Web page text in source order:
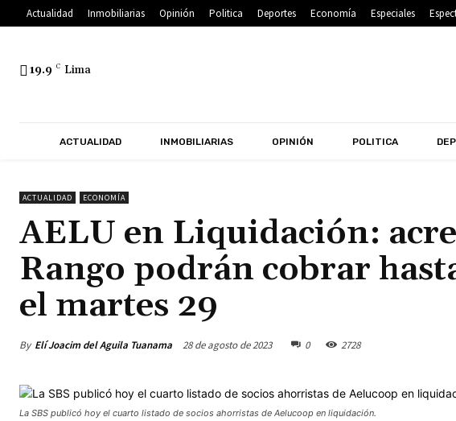
Actualidad Inmobiliarias Opinión Politica Deportes Economía Especiales
19.9 C Lima
ACTUALIDAD INMOBILIARIAS OPINIÓN POLITICA
ACTUALIDAD ECONOMÍA
AELU en Liquidación:
Rango podrán cobrar
el martes 29
By Elí Joacim del Aguila Tuanama 28 de agosto de 2023 0 2728
La SBS publicó hoy el cuarto listado de socios ahorristas de Aelucoop en liquidación.